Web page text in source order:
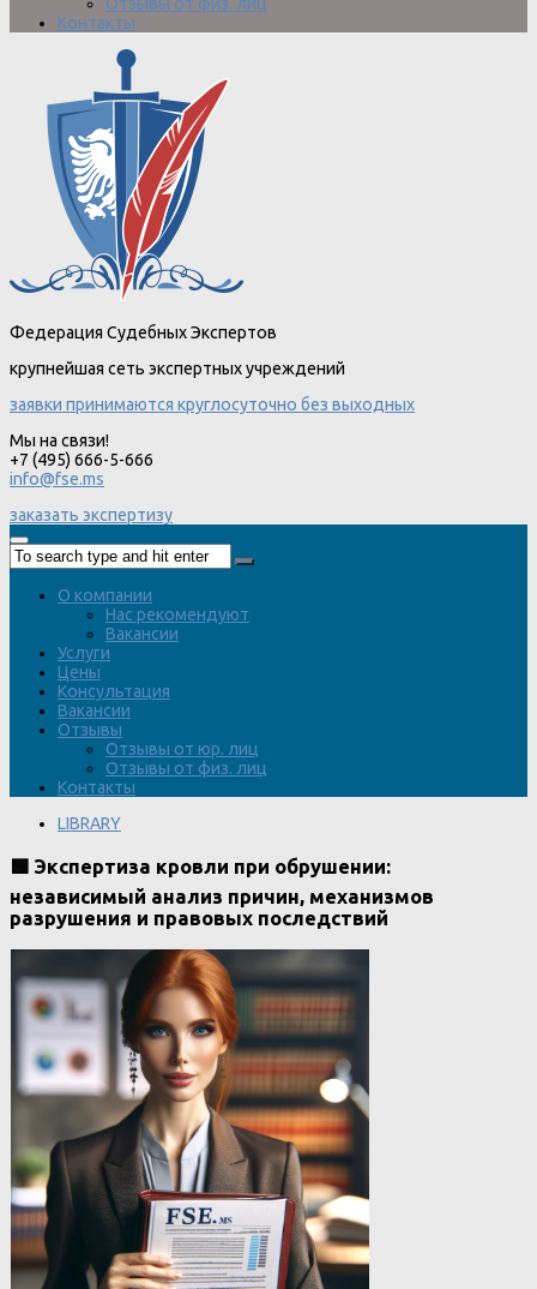
Отзывы от физ. лиц
Контакты
Федерация Судебных Экспертов
крупнейшая сеть экспертных учреждений
заявки принимаются круглосуточно без выходных
Мы на связи!
+7 (495) 666-5-666
info@fse.ms
заказать экспертизу
О компании
Нас рекомендуют
Вакансии
Услуги
Цены
Консультация
Вакансии
Отзывы
Отзывы от юр. лиц
Отзывы от физ. лиц
Контакты
LIBRARY
🟩 Экспертиза кровли при обрушении:
независимый анализ причин, механизмов
разрушения и правовых последствий